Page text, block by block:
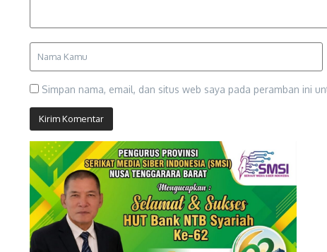
Simpan nama, email, dan situs web saya pada peramban ini